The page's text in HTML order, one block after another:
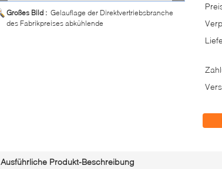
Großes Bild : Gelauflage der Direktvertriebsbranche
des Fabrikpreises abkühlende
Ausführliche Produkt-Beschreibung